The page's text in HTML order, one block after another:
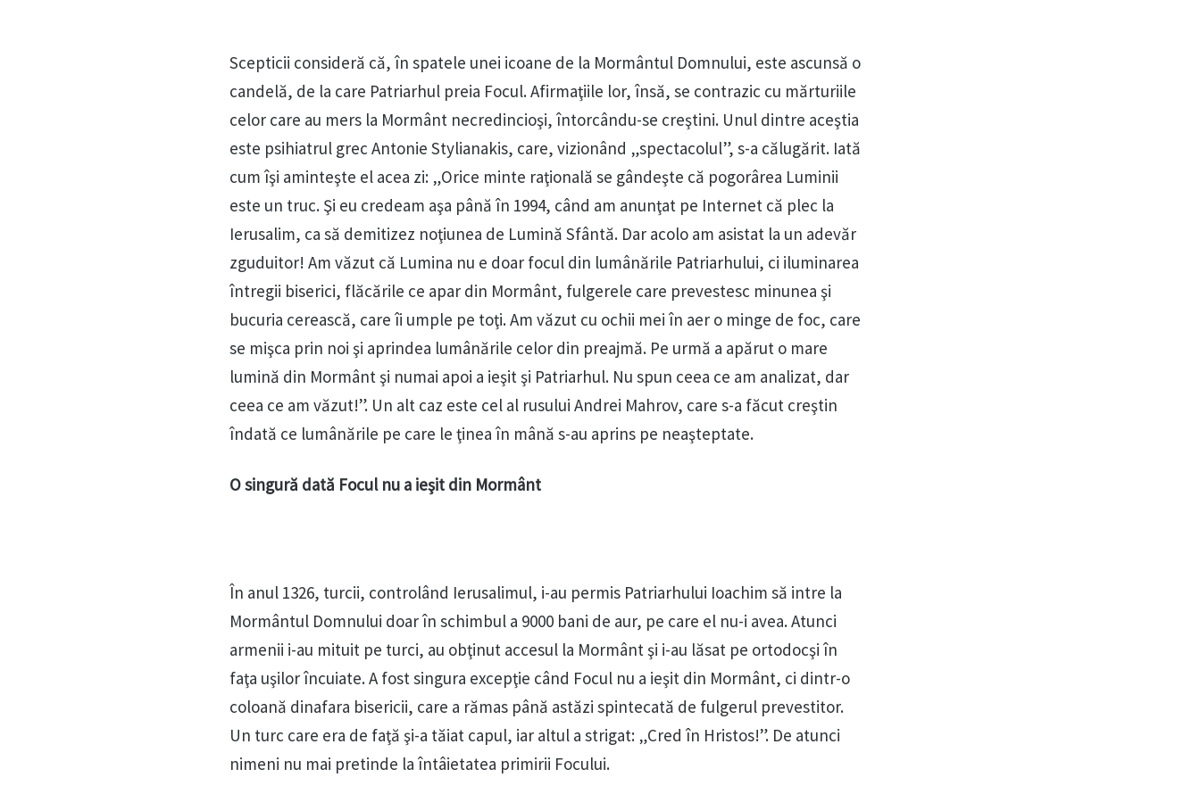
Scepticii consideră că, în spatele unei icoane de la Mormântul Domnului, este ascunsă o
candelă, de la care Patriarhul preia Focul. Afirmaţiile lor, însă, se contrazic cu mărturiile
celor care au mers la Mormânt necredincioşi, întorcându-se creştini. Unul dintre aceştia
este psihiatrul grec Antonie Stylianakis, care, vizionând „spectacolul”, s-a călugărit. Iată
cum îşi aminteşte el acea zi: „Orice minte raţională se gândeşte că pogorârea Luminii
este un truc. Şi eu credeam aşa până în 1994, când am anunţat pe Internet că plec la
Ierusalim, ca să demitizez noţiunea de Lumină Sfântă. Dar acolo am asistat la un adevăr
zguduitor! Am văzut că Lumina nu e doar focul din lumânările Patriarhului, ci iluminarea
întregii biserici, flăcările ce apar din Mormânt, fulgerele care prevestesc minunea şi
bucuria cerească, care îi umple pe toţi. Am văzut cu ochii mei în aer o minge de foc, care
se mişca prin noi şi aprindea lumânările celor din preajmă. Pe urmă a apărut o mare
lumină din Mormânt şi numai apoi a ieşit şi Patriarhul. Nu spun ceea ce am analizat, dar
ceea ce am văzut!”. Un alt caz este cel al rusului Andrei Mahrov, care s-a făcut creştin
îndată ce lumânările pe care le ţinea în mână s-au aprins pe neaşteptate.
O singură dată Focul nu a ieşit din Mormânt
În anul 1326, turcii, controlând Ierusalimul, i-au permis Patriarhului Ioachim să intre la
Mormântul Domnului doar în schimbul a 9000 bani de aur, pe care el nu-i avea. Atunci
armenii i-au mituit pe turci, au obţinut accesul la Mormânt şi i-au lăsat pe ortodocşi în
faţa uşilor încuiate. A fost singura excepţie când Focul nu a ieşit din Mormânt, ci dintr-o
coloană dinafara bisericii, care a rămas până astăzi spintecată de fulgerul prevestitor.
Un turc care era de faţă şi-a tăiat capul, iar altul a strigat: „Cred în Hristos!”. De atunci
nimeni nu mai pretinde la întâietatea primirii Focului.